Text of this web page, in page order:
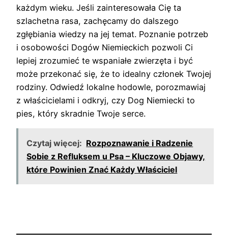
każdym wieku. Jeśli zainteresowała Cię ta
szlachetna rasa, zachęcamy do dalszego
zgłębiania wiedzy na jej temat. Poznanie potrzeb
i osobowości Dogów Niemieckich pozwoli Ci
lepiej zrozumieć te wspaniałe zwierzęta i być
może przekonać się, że to idealny członek Twojej
rodziny. Odwiedź lokalne hodowle, porozmawiaj
z właścicielami i odkryj, czy Dog Niemiecki to
pies, który skradnie Twoje serce.
Czytaj więcej: Rozpoznawanie i Radzenie
Sobie z Refluksem u Psa – Kluczowe Objawy,
które Powinien Znać Każdy Właściciel